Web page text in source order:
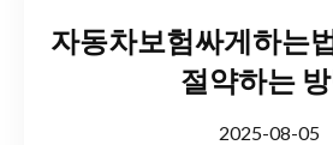
자동차보험싸게하는
절약하는
2025-08-05